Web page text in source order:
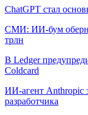
ChatGPT стал
СМИ: ИИ-бум
трлн
В Ledger
Coldcard
ИИ-агент Anthropic
разработчика